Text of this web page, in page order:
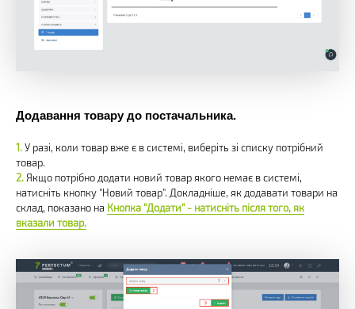
Додавання товару до постачальника.
У разі, коли товар вже є в системі, виберіть зі списку потрібний
товар.
Якщо потрібно додати новий товар якого немає в системі,
натисніть кнопку "Новий товар". Докладніше, як додавати товари на
склад, показано на Кнопка "Додати" - натисніть після того, як
вказали товар.